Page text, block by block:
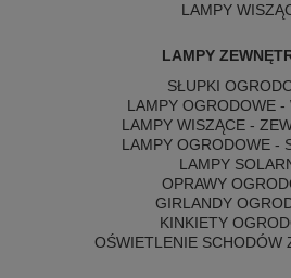
LAMPY
LAMPY
SŁUPKI
LAMPY OGRODOWE -
LAMPY WISZĄCE -
LAMPY OGRODOWE -
LAMPY
OPRAWY
GIRLANDY
KINKIETY
OŚWIETLENIE SCHODÓW